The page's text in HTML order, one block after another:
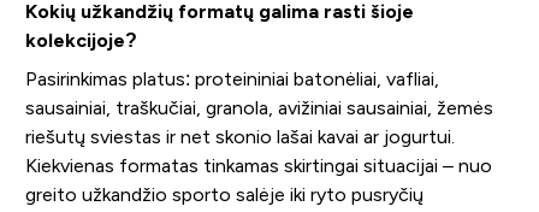
Kokių užkandžių formatų galima rasti šioje
kolekcijoje?
Pasirinkimas platus: proteininiai batonėliai, vafliai,
sausainiai, traškučiai, granola, avižiniai sausainiai, žemės
riešutų sviestas ir net skonio lašai kavai ar jogurtui.
Kiekvienas formatas tinkamas skirtingai situacijai – nuo
greito užkandžio sporto salėje iki ryto pusryčių